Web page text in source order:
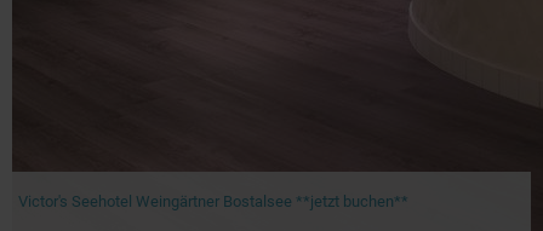
Victor's Seehotel Weingärtner Bostalsee **jetzt buchen**